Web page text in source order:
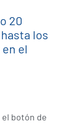
20
los
el
botón de